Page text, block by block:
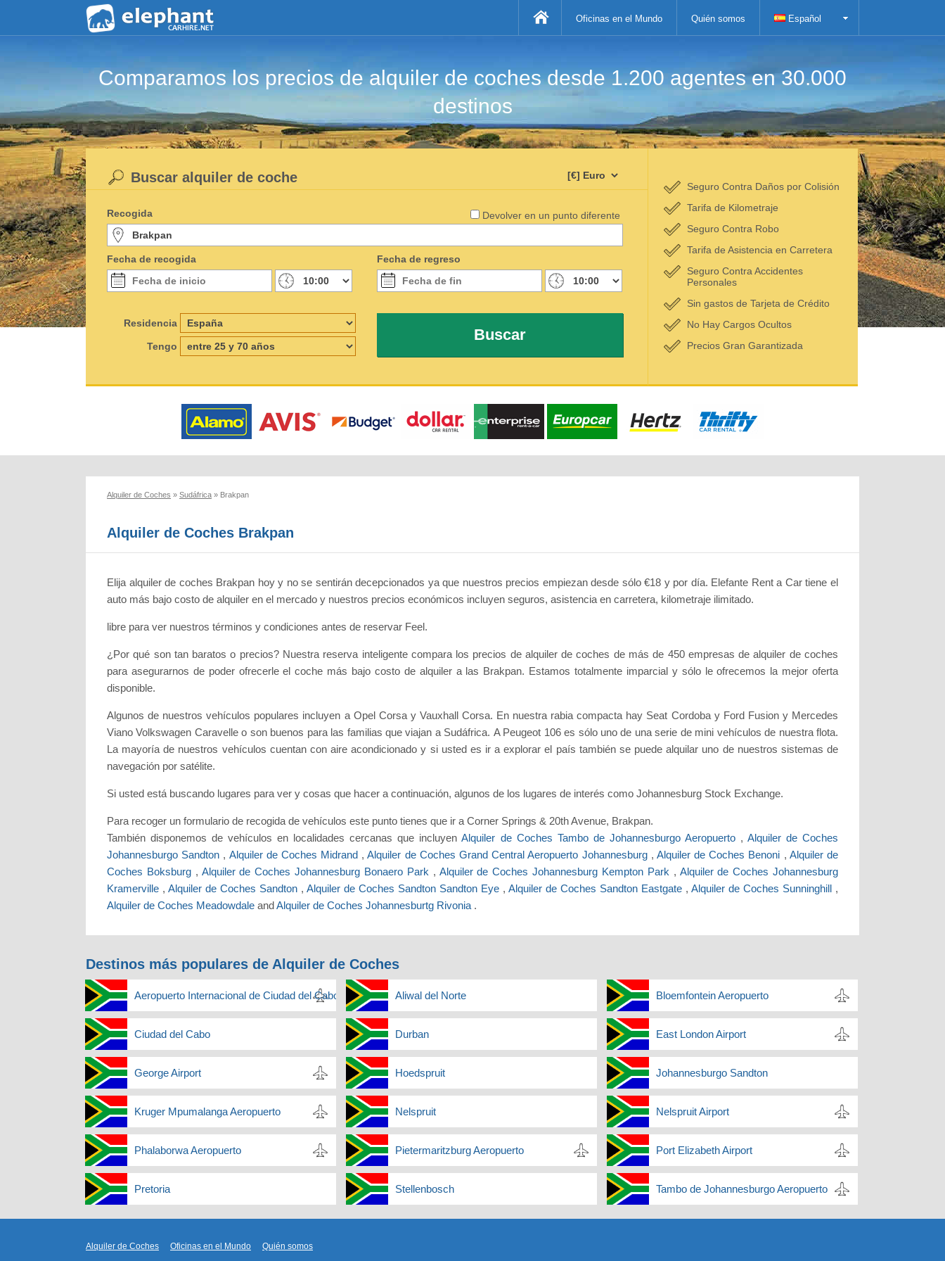
Oficinas en el Mundo Quién somos Español
Comparamos los precios de alquiler de coches desde 1.200 agentes en 30.000
destinos
Devolver en un punto diferente
Buscar alquiler de coche
Recogida
Fecha de recogida Fecha de regreso
Residencia
Tengo
Buscar
Seguro Contra Daños por Colisión
Tarifa de Kilometraje
Seguro Contra Robo
Tarifa de Asistencia en Carretera
Seguro Contra Accidentes
Personales
Sin gastos de Tarjeta de Crédito
No Hay Cargos Ocultos
Precios Gran Garantizada
Alquiler de Coches » Sudáfrica » Brakpan
Alquiler de Coches Brakpan
Elija alquiler de coches Brakpan hoy y no se sentirán decepcionados ya que nuestros precios empiezan desde sólo €18 y por día. Elefante Rent a Car tiene el
auto más bajo costo de alquiler en el mercado y nuestros precios económicos incluyen seguros, asistencia en carretera, kilometraje ilimitado.
libre para ver nuestros términos y condiciones antes de reservar Feel.
¿Por qué son tan baratos o precios? Nuestra reserva inteligente compara los precios de alquiler de coches de más de 450 empresas de alquiler de coches
para asegurarnos de poder ofrecerle el coche más bajo costo de alquiler a las Brakpan. Estamos totalmente imparcial y sólo le ofrecemos la mejor oferta
disponible.
Algunos de nuestros vehículos populares incluyen a Opel Corsa y Vauxhall Corsa. En nuestra rabia compacta hay Seat Cordoba y Ford Fusion y Mercedes
Viano Volkswagen Caravelle o son buenos para las familias que viajan a Sudáfrica. A Peugeot 106 es sólo uno de una serie de mini vehículos de nuestra flota.
La mayoría de nuestros vehículos cuentan con aire acondicionado y si usted es ir a explorar el país también se puede alquilar uno de nuestros sistemas de
navegación por satélite.
Si usted está buscando lugares para ver y cosas que hacer a continuación, algunos de los lugares de interés como Johannesburg Stock Exchange.
Para recoger un formulario de recogida de vehículos este punto tienes que ir a Corner Springs & 20th Avenue, Brakpan.
También disponemos de vehículos en localidades cercanas que incluyenAlquiler de Coches Tambo de Johannesburgo Aeropuerto , Alquiler de Coches
Johannesburgo Sandton , Alquiler de Coches Midrand ,Alquiler de Coches Grand Central Aeropuerto Johannesburg , Alquiler de Coches Benoni , Alquiler de
Coches Boksburg , Alquiler de Coches Johannesburg Bonaero Park , Alquiler de Coches Johannesburg Kempton Park , Alquiler de Coches Johannesburg
Kramerville , Alquiler de Coches Sandton , Alquiler de Coches Sandton Sandton Eye , Alquiler de Coches Sandton Eastgate , Alquiler de Coches Sunninghill ,
Alquiler de Coches Meadowdale andAlquiler de Coches Johannesburtg Rivonia .
Destinos más populares de Alquiler de Coches
Aeropuerto Internacional de Ciudad del Cabo Aliwal del Norte Bloemfontein Aeropuerto
Ciudad del Cabo Durban East London Airport
George Airport Hoedspruit Johannesburgo Sandton
Kruger Mpumalanga Aeropuerto Nelspruit Nelspruit Airport
Phalaborwa Aeropuerto Pietermaritzburg Aeropuerto Port Elizabeth Airport
Pretoria Stellenbosch Tambo de Johannesburgo Aeropuerto
Alquiler de Coches Oficinas en el Mundo Quién somos